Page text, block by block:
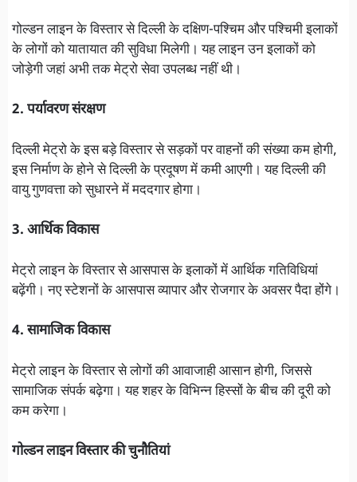
गोल्डन लाइन के विस्तार से दिल्ली के दक्षिण-पश्चिम और पश्चिमी इलाकों
के लोगों को यातायात की सुविधा मिलेगी। यह लाइन उन इलाकों को
जोड़ेगी जहां अभी तक मेट्रो सेवा उपलब्ध नहीं थी।
2. पर्यावरण संरक्षण
दिल्ली मेट्रो के इस बड़े विस्तार से सड़कों पर वाहनों की संख्या कम होगी,
इस निर्माण के होने से दिल्ली के प्रदूषण में कमी आएगी। यह दिल्ली की
वायु गुणवत्ता को सुधारने में मददगार होगा।
3. आर्थिक विकास
मेट्रो लाइन के विस्तार से आसपास के इलाकों में आर्थिक गतिविधियां
बढ़ेंगी। नए स्टेशनों के आसपास व्यापार और रोजगार के अवसर पैदा होंगे।
4. सामाजिक विकास
मेट्रो लाइन के विस्तार से लोगों की आवाजाही आसान होगी, जिससे
सामाजिक संपर्क बढ़ेगा। यह शहर के विभिन्न हिस्सों के बीच की दूरी को
कम करेगा।
गोल्डन लाइन विस्तार की चुनौतियां